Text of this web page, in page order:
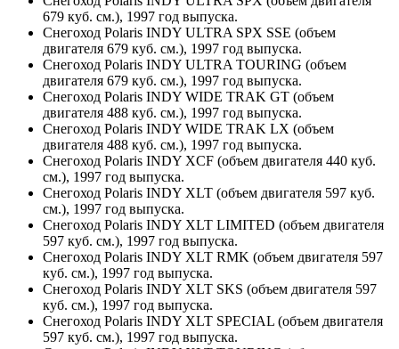
679 куб. см.), 1997 год выпуска.
Снегоход Polaris INDY ULTRA SPX SSE (объем
двигателя 679 куб. см.), 1997 год выпуска.
Снегоход Polaris INDY ULTRA TOURING (объем
двигателя 679 куб. см.), 1997 год выпуска.
Снегоход Polaris INDY WIDE TRAK GT (объем
двигателя 488 куб. см.), 1997 год выпуска.
Снегоход Polaris INDY WIDE TRAK LX (объем
двигателя 488 куб. см.), 1997 год выпуска.
Снегоход Polaris INDY XCF (объем двигателя 440 куб.
см.), 1997 год выпуска.
Снегоход Polaris INDY XLT (объем двигателя 597 куб.
см.), 1997 год выпуска.
Снегоход Polaris INDY XLT LIMITED (объем двигателя
597 куб. см.), 1997 год выпуска.
Снегоход Polaris INDY XLT RMK (объем двигателя 597
куб. см.), 1997 год выпуска.
Снегоход Polaris INDY XLT SKS (объем двигателя 597
куб. см.), 1997 год выпуска.
Снегоход Polaris INDY XLT SPECIAL (объем двигателя
597 куб. см.), 1997 год выпуска.